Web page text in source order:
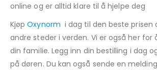
online og er alltid klare til å hjelpe deg
KjøpOxynorm i dag til den beste prisen
andre steder i verden. Vi er også her for
din familie. Legg inn din bestilling i dag
på døren. Du kan også sende en